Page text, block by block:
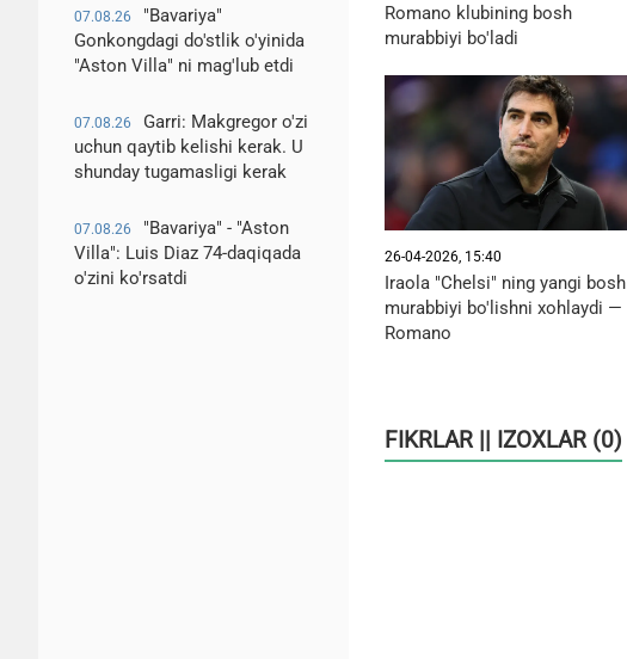
07.08.26
"Bavariya"
Gonkongdagi do'stlik o'yinida
"Aston Villa" ni mag'lub etdi
07.08.26
Garri: Makgregor o'zi
uchun qaytib kelishi kerak. U
shunday tugamasligi kerak
07.08.26
"Bavariya" - "Aston
Villa": Luis Diaz 74-daqiqada
o'zini ko'rsatdi
Romano klubining bosh
murabbiyi bo'ladi
26-04-2026, 15:40
Iraola "Chelsi" ning yangi bosh
murabbiyi bo'lishni xohlaydi —
Romano
FIKRLAR || IZOXLAR (0)